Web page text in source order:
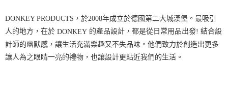
２．便利：只要手機號碼，簡訊認證，即可結帳。
３．安心：先確認商品／服務後，再付款。
【「AFTEE先享後付」結帳流程】
結帳頁面，進行簡訊認證並確認金額後，即可完成結帳。
全家取貨付款
每筆NT$60，滿NT$699(含以上)免運費
付款後全家取貨
DONKEY PRODUCTS ，於2008年成立於德國第二大城漢堡。最吸引
人的地方，在於 DONKEY 的產品設計，都是從日常用品出發! 結合設
計師的幽默感，讓生活充滿樂趣又不失品味。他們致力於創造出更多
讓人為之眼睛一亮的禮物，也讓設計更貼近我們的生活。